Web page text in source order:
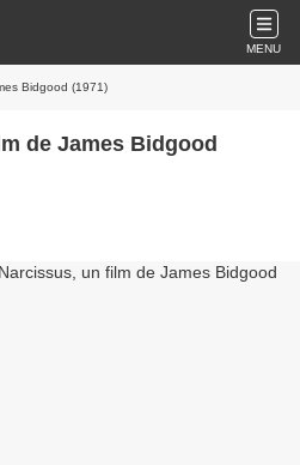
MENU
Bidgood (1971)
de James Bidgood